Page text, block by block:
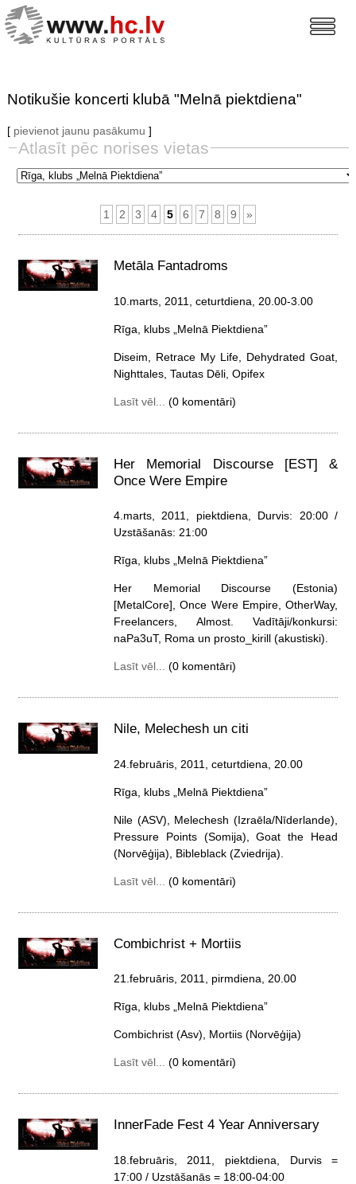
Notikušie koncerti klubā "Melnā piektdiena"
[ pievienot jaunu pasākumu ]
Atlasīt pēc norises vietas
1 2 3 4 5 6 7 8 9 »
Metāla Fantadroms
10.marts, 2011, ceturtdiena , 20.00-3.00
Rīga, klubs „Melnā Piektdiena”
Diseim, Retrace My Life, Dehydrated Goat,
Nighttales, Tautas Dēli, Opifex
Lasīt vēl... (0 komentāri)
Her Memorial Discourse [EST] &
Once Were Empire
4.marts, 2011, piektdiena, Durvis: 20:00 /
Uzstāšanās: 21:00
Rīga, klubs „Melnā Piektdiena”
Her Memorial Discourse (Estonia)
[MetalCore], Once Were Empire, OtherWay,
Freelancers, Almost. Vadītāji/konkursi:
naPa3uT, Roma un prosto_kirill (akustiski).
Lasīt vēl... (0 komentāri)
Nile, Melechesh un citi
24.februāris, 2011, ceturtdiena , 20.00
Rīga, klubs „Melnā Piektdiena”
Nile (ASV), Melechesh (Izraēla/Nīderlande),
Pressure Points (Somija), Goat the Head
(Norvēģija), Bibleblack (Zviedrija).
Lasīt vēl... (0 komentāri)
Combichrist + Mortiis
21.februāris, 2011, pirmdiena, 20.00
Rīga, klubs „Melnā Piektdiena”
Combichrist (Asv), Mortiis (Norvēģija)
Lasīt vēl... (0 komentāri)
InnerFade Fest 4 Year Anniversary
18.februāris, 2011, piektdiena , Durvis =
17:00 / Uzstāšanās = 18:00-04:00